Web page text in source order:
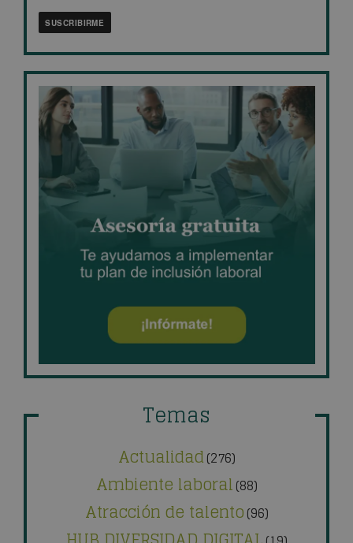
SUSCRIBIRME
Temas
Actualidad(276)
Ambiente laboral(88)
Atracción de talento(96)